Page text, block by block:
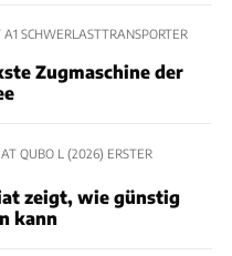
A1 SCHWERLASTTRANSPORTER
Zugmaschine der
QUBO L (2026) ERSTER
zeigt, wie günstig
kann